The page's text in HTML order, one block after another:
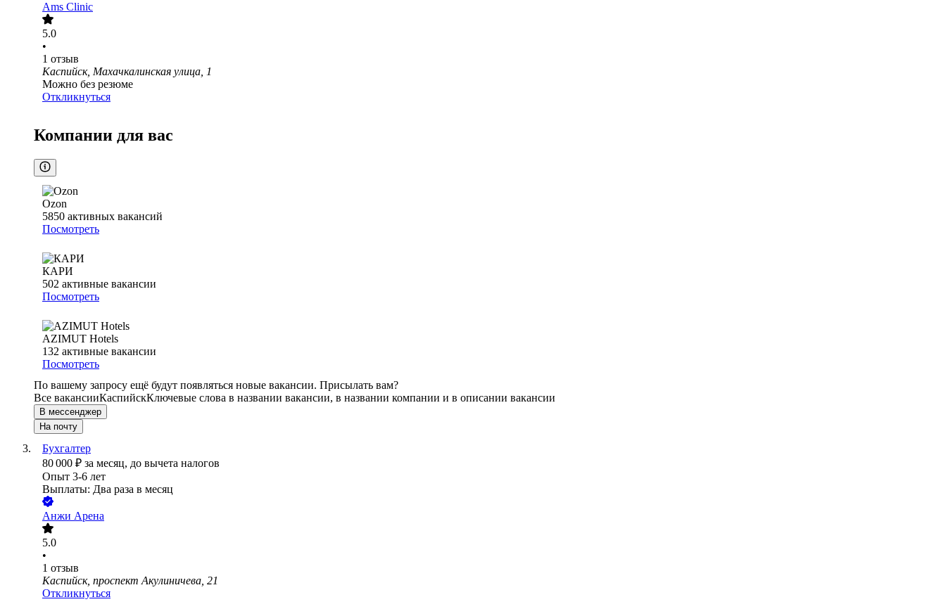
Ams Clinic
5.0
•
1 отзыв
Каспийск, Махачкалинская улица, 1
Можно без резюме
Откликнуться
Компании для вас
Ozon
5850 активных вакансий
Посмотреть
КАРИ
502 активные вакансии
Посмотреть
AZIMUT Hotels
132 активные вакансии
Посмотреть
По вашему запросу ещё будут появляться новые вакансии. Присылать вам?
Все вакансииКаспийскКлючевые слова в названии вакансии, в названии компании и в описании вакансии
В мессенджер
На почту
Бухгалтер
80 000 ₽ за месяц, до вычета налогов
Опыт 3-6 лет
Выплаты: Два раза в месяц
Анжи Арена
5.0
•
1 отзыв
Каспийск, проспект Акулиничева, 21
Откликнуться